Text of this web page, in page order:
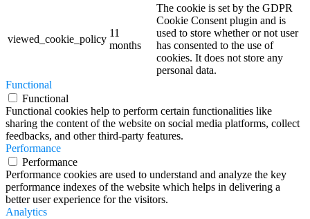
viewed_cookie_policy
11
months
The cookie is set by the GDPR
Cookie Consent plugin and is
used to store whether or not user
has consented to the use of
cookies. It does not store any
personal data.
Functional
Functional
Functional cookies help to perform certain functionalities like
sharing the content of the website on social media platforms, collect
feedbacks, and other third-party features.
Performance
Performance
Performance cookies are used to understand and analyze the key
performance indexes of the website which helps in delivering a
better user experience for the visitors.
Analytics